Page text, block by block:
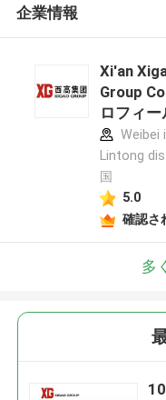
企業情報
Xi'an
Group
ロフィー
Weibei
Lintong
国
5.0
確認さ
多